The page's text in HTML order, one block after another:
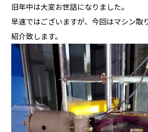
旧年中は大変お世話になりました。
早速ではございますが、今回はマシン取
紹介致します。